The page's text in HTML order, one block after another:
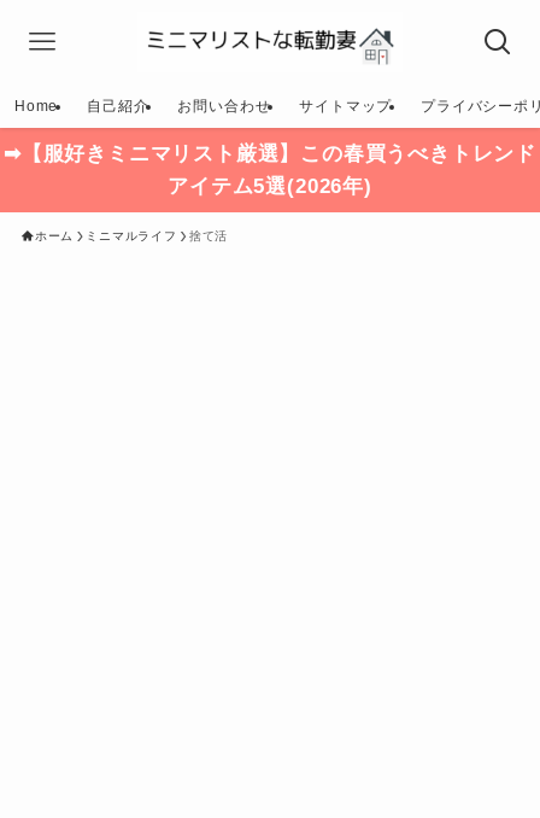
Home 自己紹介 お問い合わせ サイトマップ プライバシーポ
➡【服好きミニマリスト厳選】この春買うべきトレンド
アイテム5選(2026年)
ホーム ミニマルライフ 捨て活